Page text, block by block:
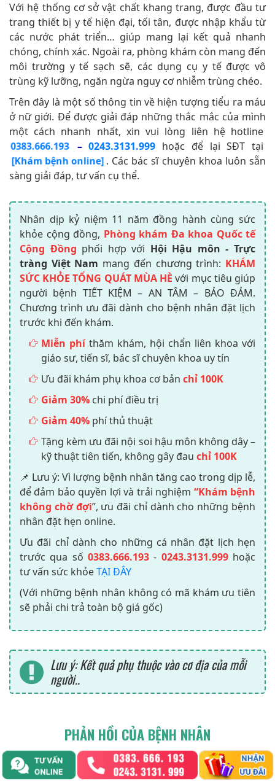
Với hệ thống cơ sở vật chất khang trang, được đầu tư
trang thiết bị y tế hiện đại, tối tân, được nhập khẩu từ
các nước phát triển… giúp mang lại kết quả nhanh
chóng, chính xác. Ngoài ra, phòng khám còn mang đến
môi trường y tế sạch sẽ, các dụng cụ y tế được vô
trùng kỹ lưỡng, ngăn ngừa nguy cơ nhiễm trùng chéo.
Trên đây là một số thông tin về hiện tượng tiểu ra máu
ở nữ giới. Để được giải đáp những thắc mắc của mình
một cách nhanh nhất, xin vui lòng liên hệ hotline
0383.666.193 –0243.3131.999 hoặc để lại SĐT tại
[Khám bệnh online] . Các bác sĩ chuyên khoa luôn sẵn
sàng giải đáp, tư vấn cụ thể.
Nhân dịp kỷ niệm 11 năm đồng hành cùng sức
khỏe cộng đồng, Phòng khám Đa khoa Quốc tế
Cộng Đồng phối hợp với Hội Hậu môn - Trực
tràng Việt Nam mang đến chương trình: KHÁM
SỨC KHỎE TỔNG QUÁT MÙA HÈ với mục tiêu giúp
người bệnh TIẾT KIỆM – AN TÂM – BẢO ĐẢM.
Chương trình ưu đãi dành cho bệnh nhân đặt lịch
trước khi đến khám.
Miễn phíthăm khám, hội chẩn liên khoa với
giáo sư, tiến sĩ, bác sĩ chuyên khoa uy tín
Ưu đãi khám phụ khoa cơ bản chỉ 100K
Giảm 30% chi phí điều trị
Giảm 40% phí thủ thuật
Tặng kèm ưu đãi nội soi hậu môn không dây –
kỹ thuật tiên tiến, không gây đau chỉ 100K
📌 Lưu ý: Vì lượng bệnh nhân tăng cao trong dịp lễ,
để đảm bảo quyền lợi và trải nghiệm “Khám bệnh
không chờ đợi”, ưu đãi chỉ dành cho những bệnh
nhân đặt hẹn online.
Ưu đãi chỉ dành cho những cá nhân đặt lịch hẹn
trước qua số 0383.666.193 - 0243.3131.999hoặc
tư vấn sức khỏeTẠI ĐÂY
(Với những bệnh nhân không có mã khám ưu tiên
sẽ phải chi trả toàn bộ giá gốc)
Lưu ý: Kết quả phụ thuộc vào cơ địa của mỗi
người..
PHẢN HỒI CỦA BỆNH NHÂN
Võ Thị H***- 30 tuổi